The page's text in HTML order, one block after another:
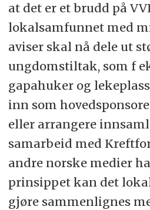
at det er et brudd på
lokalsamfunnet med
aviser skal nå dele ut
ungdomstiltak, som f
gapahuker og
inn som
eller arrangere
samarbeid med
andre norske medier
prinsippet kan det
gjøre sammenlignes